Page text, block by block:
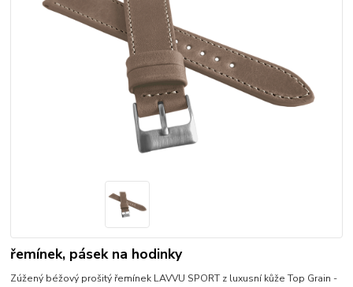
řemínek, pásek na hodinky
Zúžený béžový prošitý řemínek LAVVU SPORT z luxusní kůže Top Grain -